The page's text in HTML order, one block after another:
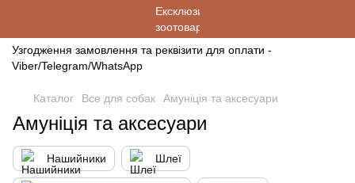
Узгодження замовлення та реквізити для оплати -
Viber/Telegram/WhatsApp
Каталог Все для собак Амуніція та аксесуари
Амуніція та аксесуари
Нашийники Шлеї